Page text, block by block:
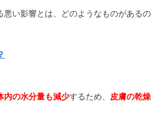
悪い影響とは、どのようなものがあるの
内の水分量も減少するため、 皮膚の乾燥